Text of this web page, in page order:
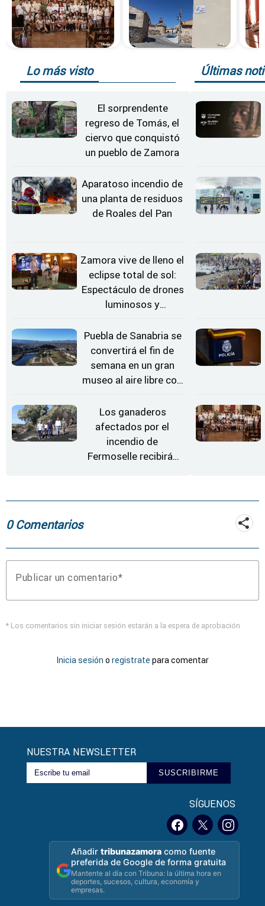
Lo más visto
El sorprendente
regreso de Tomás, el
ciervo que conquistó
un pueblo de Zamora
Aparatoso incendio de
una planta de residuos
de Roales del Pan
Zamora vive de lleno el
eclipse total de sol:
Espectáculo de drones
luminosos y
Estrellas
Puebla de Sanabria se
convertirá el fin de
semana en un gran
museo al aire libre con
Los ganaderos
afectados por el
incendio de
Fermoselle recibirán
Últimas
0 Comentarios
Publicar un comentario
* Los comentarios sin iniciar sesión estarán a la espera de aprobación
Inicia sesión o registrate para comentar
NUESTRA NEWSLETTER
SUSCRIBIRME
SÍGUENOS
Añadirtribunazamora como fuente
preferida de Google de forma gratuita
Mantente al día con Tribuna: la última hora en
deportes, sucesos, cultura, economía y
empresas.